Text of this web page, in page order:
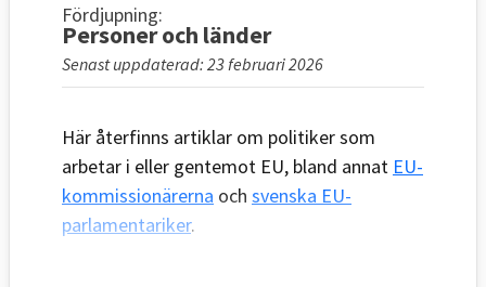
Fördjupning:
Personer och länder
Senast uppdaterad: 23 februari 2026
Här återfinns artiklar om politiker som
arbetar i eller gentemot EU, bland annat EU-
kommissionärerna och svenska EU-
parlamentariker.